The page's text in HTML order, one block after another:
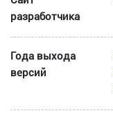
разработчика
Года выхода
версий